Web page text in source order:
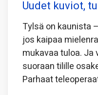
Uudet kuviot,
Tylsä on kaunista
jos kaipaa
mukavaa tuloa. Ja
suoraan tilille
Parhaat